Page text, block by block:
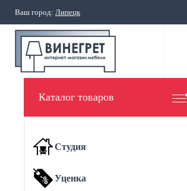
Ваш город: Липецк
Каталог товаров
Студия
Уценка